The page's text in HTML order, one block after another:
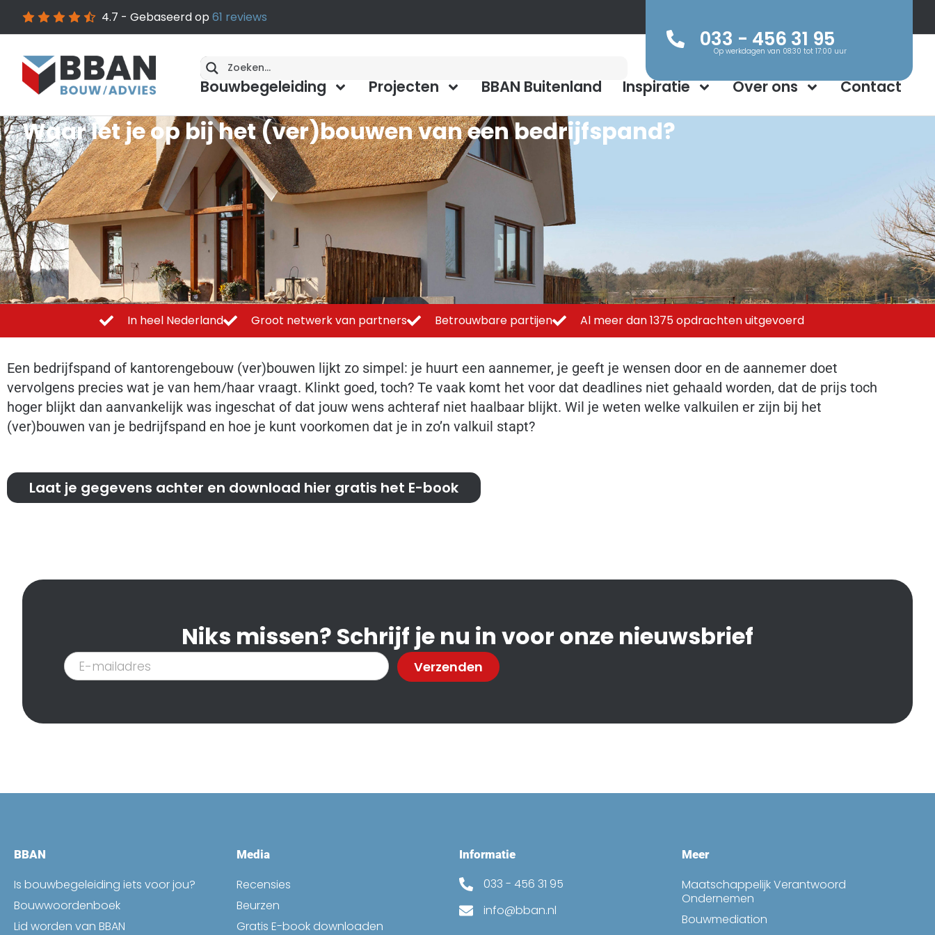
4.7 - Gebaseerd op 61 reviews
033 - 456 31 95
Op werkdagen van 08:30 tot 17:00 uur
Bouwbegeleiding Projecten BBAN Buitenland Inspiratie Over ons Contact
Waar let je op bij het (ver)bouwen van een bedrijfspand?
In heel Nederland Groot netwerk van partners Betrouwbare partijen Al meer dan 1375 opdrachten uitgevoerd
Een bedrijfspand of kantorengebouw (ver)bouwen lijkt zo simpel: je huurt een aannemer, je geeft je wensen door en de aannemer doet
vervolgens precies wat je van hem/haar vraagt. Klinkt goed, toch? Te vaak komt het voor dat deadlines niet gehaald worden, dat de prijs toch
hoger blijkt dan aanvankelijk was ingeschat of dat jouw wens achteraf niet haalbaar blijkt. Wil je weten welke valkuilen er zijn bij het
(ver)bouwen van je bedrijfspand en hoe je kunt voorkomen dat je in zo’n valkuil stapt?
Laat je gegevens achter en download hier gratis het E-book
Niks missen? Schrijf je nu in voor onze nieuwsbrief
Inschrijven
nieuwsbrief
Verzenden
BBAN
Is bouwbegeleiding iets voor jou?
Bouwwoordenboek
Lid worden van BBAN
Media
Recensies
Beurzen
Gratis E-book downloaden
Informatie
033 - 456 31 95
info@bban.nl
Meer
Maatschappelijk Verantwoord
Ondernemen
Bouwmediation